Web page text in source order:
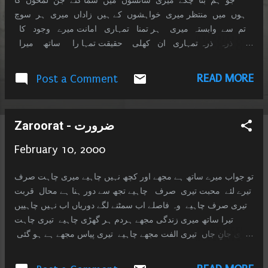
ہوں میں منتظر میری خواہشوں کے ہیں زاداں میری ہر سوچ
تم سے وابستہ میری ہر تمنا تمہاری امانت میرے وجود کا
ذرہ ذرہ تمہاری ان کھلی حقیقت تمہا را ساتھ میرا
Post a Comment READ MORE
Zaroorat - ضرورت
February 10, 2000
تو جواب میرے ساتھ ہے مجھے اور کچھ نہیں چاہیے میری چاہت صرف
تیرے لئے محبت تیری صرف چاہیے تجھ سے دور ہنا ہے محال قربت
تیری صرف چاہیے وہ فاصلے اب سمٹنے لگے دوریاں اب نہیں چاہییں
تیرا ساتھ میری زندگی مجھے ہردم ہر گھڑی چاہیے تیری چاہت
میری جانِ جاں تیری الفت مجھے چاہیے تیری پیاس مجھے ہے ہو گئی